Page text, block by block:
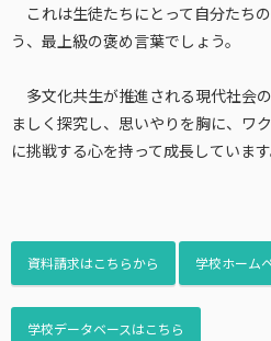
これは生徒たちにとって自分たち
う、最上級の褒め言葉でしょう。
多文化共生が推進される現代社会
ましく探究し、思いやりを胸に、ワ
に挑戦する心を持って成長しています
資料請求はこちらから 学校ホーム
学校データベースはこちら